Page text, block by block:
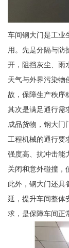
车间钢大门是工业
用。先是分隔与防
开，阻挡灰尘、雨
天气与外界污染物
故，保障生产秩序
其次是满足通行需
成品货物，钢大门
工程机械的通行要
强度高、抗冲击能
关闭和意外碰撞，
此外，钢大门还具
延，提升车间整体
求，是保障车间正